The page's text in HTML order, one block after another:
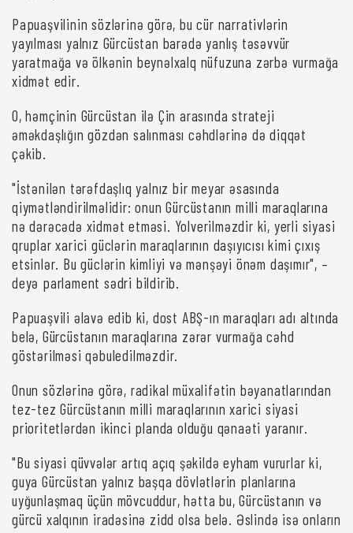
Papuaşvilinin sözlərinə görə, bu cür narrativlərin
yayılması yalnız Gürcüstan barədə yanlış təsəvvür
yaratmağa və ölkənin beynəlxalq nüfuzuna zərbə vurmağa
xidmət edir.
O, həmçinin Gürcüstan ilə Çin arasında strateji
əməkdaşlığın gözdən salınması cəhdlərinə də diqqət
çəkib.
"İstənilən tərəfdaşlıq yalnız bir meyar əsasında
qiymətləndirilməlidir: onun Gürcüstanın milli maraqlarına
nə dərəcədə xidmət etməsi. Yolverilməzdir ki, yerli siyasi
qruplar xarici güclərin maraqlarının daşıyıcısı kimi çıxış
etsinlər. Bu güclərin kimliyi və mənşəyi önəm daşımır", –
deyə parlament sədri bildirib.
Papuaşvili əlavə edib ki, dost ABŞ-ın maraqları adı altında
belə, Gürcüstanın maraqlarına zərər vurmağa cəhd
göstərilməsi qəbuledilməzdir.
Onun sözlərinə görə, radikal müxalifətin bəyanatlarından
tez-tez Gürcüstanın milli maraqlarının xarici siyasi
prioritetlərdən ikinci planda olduğu qənaəti yaranır.
"Bu siyasi qüvvələr artıq açıq şəkildə eyham vururlar ki,
guya Gürcüstan yalnız başqa dövlətlərin planlarına
uyğunlaşmaq üçün mövcuddur, hətta bu, Gürcüstanın və
gürcü xalqının iradəsinə zidd olsa belə. Əslində isə onların